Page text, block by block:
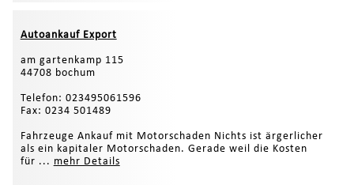
Autoankauf Export
am gartenkamp 115
44708 bochum
Telefon: 023495061596
Fax: 0234 501489
Fahrzeuge Ankauf mit Motorschaden Nichts ist ärgerlicher
als ein kapitaler Motorschaden. Gerade weil die Kosten
für ... mehr Details